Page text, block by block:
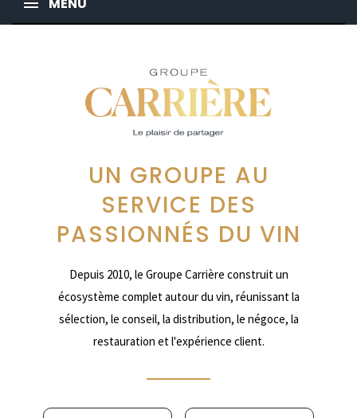
MENU
UN GROUPE AU
SERVICE DES
PASSIONNÉS DU VIN
Depuis 2010, le Groupe Carrière construit un
écosystème complet autour du vin, réunissant la
sélection, le conseil, la distribution, le négoce, la
restauration et l'expérience client.